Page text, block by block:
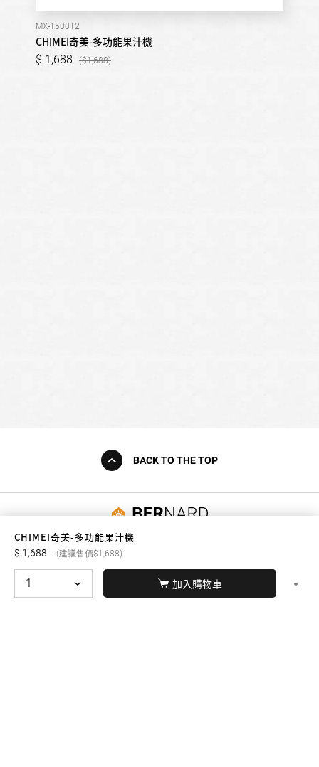
CHIMEI奇美-多功能果汁機
1,688 1,688
加入購物車
MX-1500T2
CHIMEI奇美-多功能果汁機
1,688 1,688
BACK TO THE TOP
友誠購物
© BERNARD 2021 WEBDESIGN